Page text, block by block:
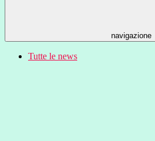
navigazione
Tutte le news